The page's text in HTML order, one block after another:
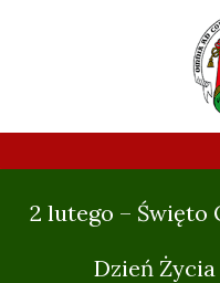
2 lutego – Święto
Dzień